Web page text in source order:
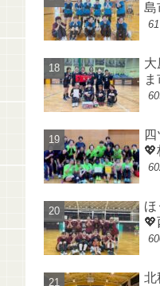
島
大
💖
ほ
💖
北